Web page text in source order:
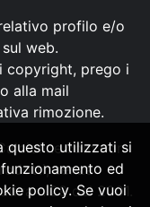
profilo e/o
web.
copyright, prego i
alla mail
rimozione.
non
senza
n.29 del 2001.
questo utilizzati si
ed
policy. Se vuoi